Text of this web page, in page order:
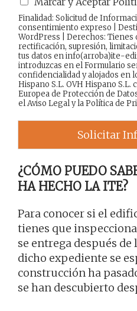
Finalidad: Solicitud de
consentimiento expreso |
WordPress | Derechos: Tienes
rectificación, supresión,
tus datos en info(arroba)ite-
introduzcas en el Formulario
confidencialidad y alojados en
Hispano S.L. OVH Hispano
Europea de Protección de
elAviso Legaly laPolítica de
Solicitar
¿CÓMO PUEDO
HA HECHO LA ITE?
Para conocer si el
tienes que
se entrega después
dicho expediente se
construcción ha
se han descubierto